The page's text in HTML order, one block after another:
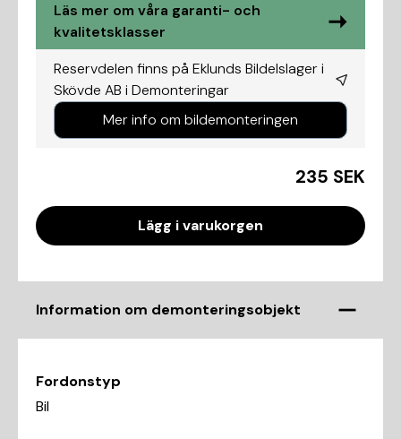
Läs mer om våra garanti- och
kvalitetsklasser
Reservdelen finns på Eklunds Bildelslager i
Skövde AB i Demonteringar
Mer info om bildemonteringen
235 SEK
Lägg i varukorgen
Information om demonteringsobjekt
Fordonstyp
Bil